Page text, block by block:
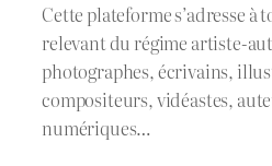
Cette plateforme s’adresse à
relevant du régime artiste-
photographes, écrivains,
compositeurs, vidéastes,
numériques…